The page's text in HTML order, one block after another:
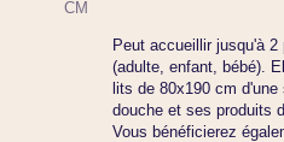
CM
Peut accueillir jusqu'à
(adulte, enfant, bébé).
lits de 80x190 cm d'une
douche et ses produits
Vous bénéficierez